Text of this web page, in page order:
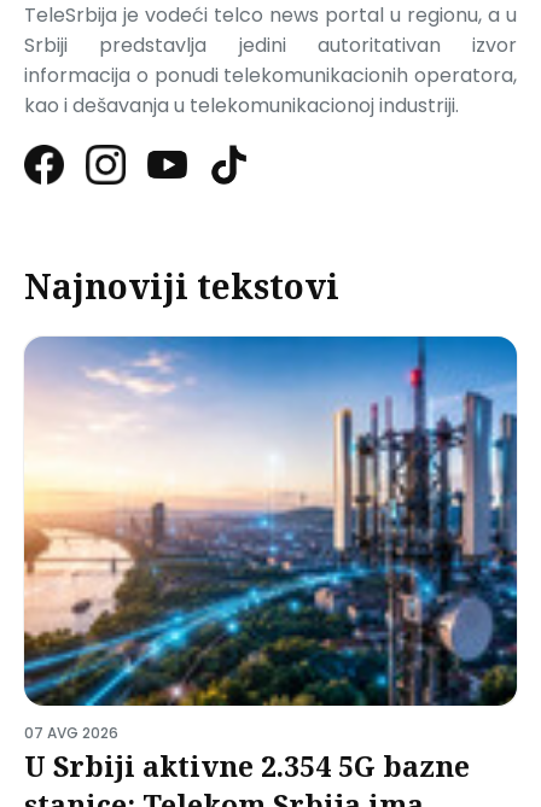
TeleSrbija je vodeći telco news portal u regionu, a u
Srbiji predstavlja jedini autoritativan izvor
informacija o ponudi telekomunikacionih operatora,
kao i dešavanja u telekomunikacionoj industriji.
Najnoviji tekstovi
07 AVG 2026
U Srbiji aktivne 2.354 5G bazne